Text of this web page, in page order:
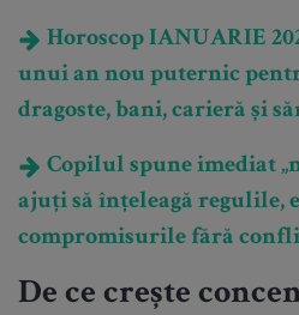
Horoscop IANUARIE
unui an nou puternic
dragoste, bani, carieră și
Copilul spune imediat
ajuți să înțeleagă regulile,
compromisurile fără
De ce crește